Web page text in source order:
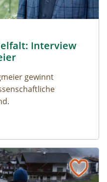
die Vielfalt: Interview mit
Interview
gewinnt